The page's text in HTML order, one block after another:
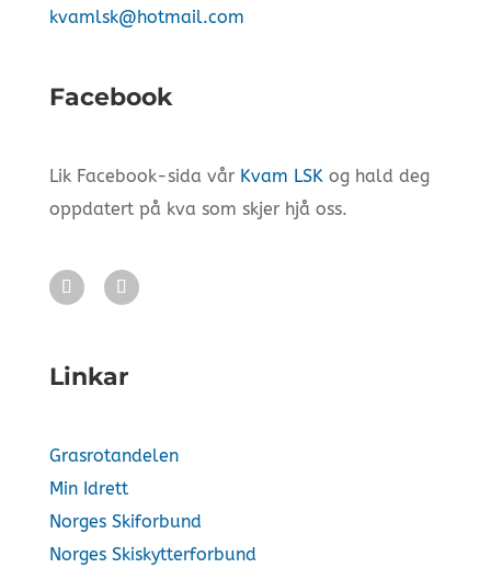
kvamlsk@hotmail.com
Facebook
Lik Facebook-sida vår Kvam LSKog hald deg
oppdatert på kva som skjer hjå oss.
Linkar
Grasrotandelen
Min Idrett
Norges Skiforbund
Norges Skiskytterforbund